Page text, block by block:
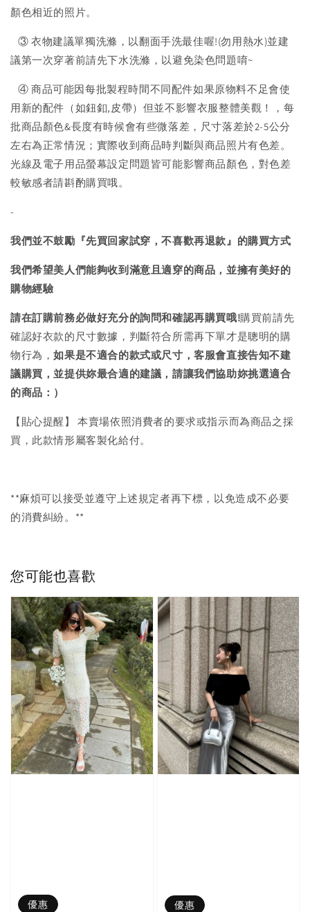
顏色相近的照片。
③ 衣物建議單獨洗滌，以翻面手洗最佳喔!(勿用熱水)並建
議第一次穿著前請先下水洗滌，以避免染色問題唷~
④ 商品可能因每批製程時間不同配件如果原物料不足會使
用新的配件（如鈕釦,皮帶）但並不影響衣服整體美觀！，每
批商品顏色&長度有時候會有些微落差，尺寸落差於2-5公分
左右為正常情況；實際收到商品時判斷與商品照片有色差。
光線及電子用品螢幕設定問題皆可能影響商品顏色，對色差
較敏感者請斟酌購買哦。
-
我們並不鼓勵『先買回家試穿，不喜歡再退款』的購買方式
我們希望美人們能夠收到滿意且適穿的商品，並擁有美好的
購物經驗
請在訂購前務必做好充分的詢問和確認再購買哦!購買前請先
確認好衣款的尺寸數據，判斷符合所需再下單才是聰明的購
物行為，如果是不適合的款式或尺寸，客服會直接告知不建
議購買，並提供妳最合適的建議，請讓我們協助妳挑選適合
的商品：）
【貼心提醒】 本賣場依照消費者的要求或指示而為商品之採
買，此款情形屬客製化給付。
**麻煩可以接受並遵守上述規定者再下標，以免造成不必要
的消費糾紛。**
您可能也喜歡
優惠 優惠